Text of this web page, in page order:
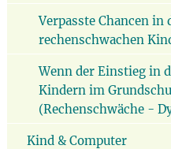
Verpasste Chancen
rechenschwachen
Wenn der Einstieg in
Kindern im
(Rechenschwäche -
Kind & Computer